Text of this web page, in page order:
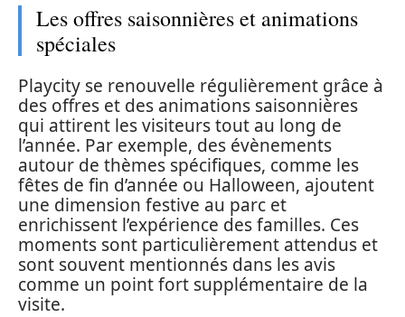
Les offres saisonnières et animations
spéciales
Playcity se renouvelle régulièrement grâce à
des offres et des animations saisonnières
qui attirent les visiteurs tout au long de
l’année. Par exemple, des évènements
autour de thèmes spécifiques, comme les
fêtes de fin d’année ou Halloween, ajoutent
une dimension festive au parc et
enrichissent l’expérience des familles. Ces
moments sont particulièrement attendus et
sont souvent mentionnés dans les avis
comme un point fort supplémentaire de la
visite.